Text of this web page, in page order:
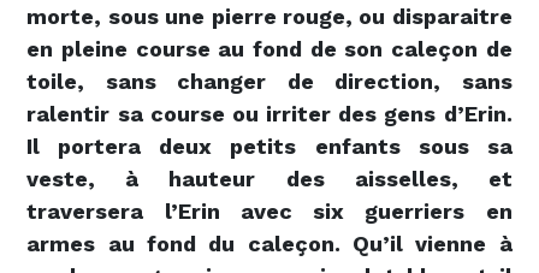
morte, sous une pierre rouge, ou disparaitre
en pleine course au fond de son caleçon de
toile, sans changer de direction, sans
ralentir sa course ou irriter des gens d’Erin.
Il portera deux petits enfants sous sa
veste, à hauteur des aisselles, et
traversera l’Erin avec six guerriers en
armes au fond du caleçon. Qu’il vienne à